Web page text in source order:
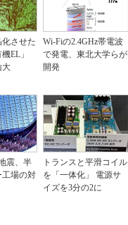
させた
EL」
大
Wi-Fiの2.4GHz帯電波
で発電、東北大学らが
開発
震、半
工場の対
トランスと平滑コイル
を「一体化」 電源サ
イズを3分の2に